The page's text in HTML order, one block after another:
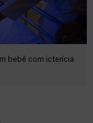
bebê com icterícia